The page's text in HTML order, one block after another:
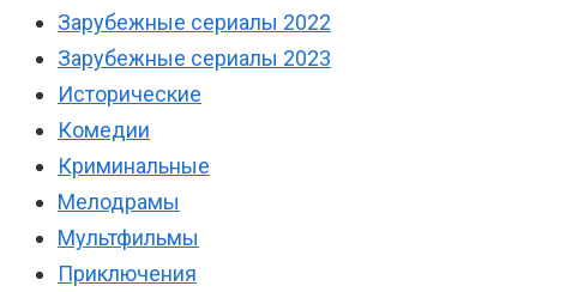
Зарубежные сериалы 2022
Зарубежные сериалы 2023
Исторические
Комедии
Криминальные
Мелодрамы
Мультфильмы
Приключения